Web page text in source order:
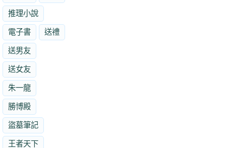
推理小說
電子書 送禮
送男友
送女友
朱一龍
勝博殿
盜墓筆記
王者天下